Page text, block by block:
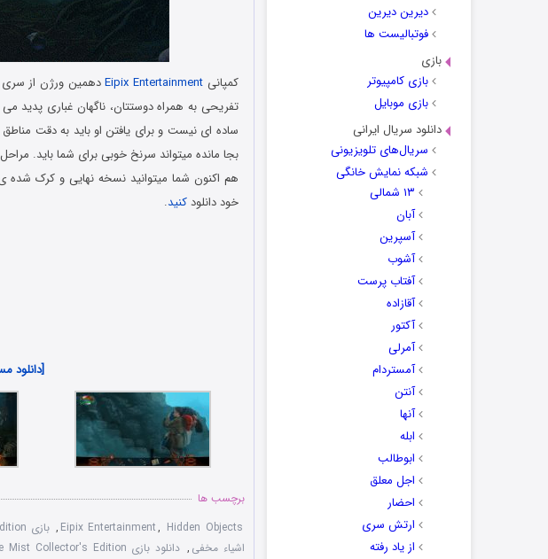
دیرین دیرین
فوتبالیست ها
بازی
بازی کامپیوتر
بازی موبایل
دانلود سریال ایرانی
سریال‌های تلویزیونی
شبکه نمایش خانگی
۱۳ شمالی
آبان
آسپرین
آشوب
آفتاب پرست
آقازاده
آکتور
آمرلی
آمستردام
آنتن
آنها
ابله
ابوطالب
اجل معلق
احضار
ارتش سری
از یاد رفته
کمپانی Eipix Entertainmentدهمین ورژن از سری
تفریحی به همراه دوستتان، ناگهان غباری پدید
ساده ای نیست و برای یافتن او باید به دقت
بجا مانده میتواند سرنخ خوبی برای شما باید.
هم اکنون شما میتوانید نسخه نهایی و کرک
خود دانلودکنید.
[دانلود
برچسب ها
Eipix Entertainment, Hidden Objects
, بازی Phantasmat 10 Curse of the Mist Collectors Edition برای کامپیوتر
اشیاء مخفی , دانلود بازی Phantasmat 10: Curse of the Mist Collector's Edition